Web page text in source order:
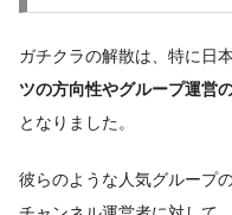
ガチクラの解散は、特に日
ツの方向性やグループ運営
となりました。
彼らのような人気グループ